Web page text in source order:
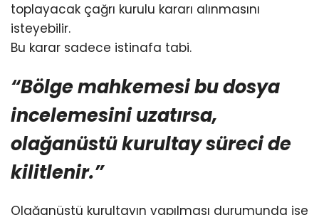
toplayacak çağrı kurulu kararı alınmasını
isteyebilir.
Bu karar sadece istinafa tabi.
“Bölge mahkemesi bu dosya
incelemesini uzatırsa,
olağanüstü kurultay süreci de
kilitlenir.”
Olağanüstü kurultayın yapılması durumunda ise